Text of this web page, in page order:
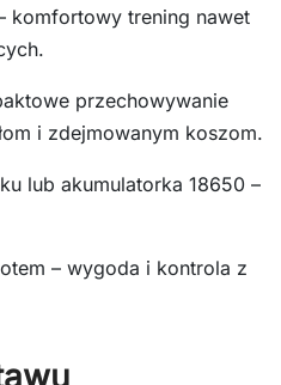
komfortowy trening nawet
przechowywanie
i zdejmowanym koszom.
lub akumulatorka 18650 –
– wygoda i kontrola z